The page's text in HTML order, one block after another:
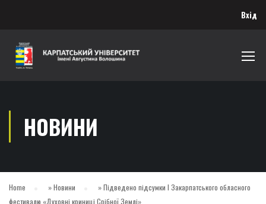
Вхід
НОВИНИ
Home »Новини »Підведено підсумки І Закарпатського обласного
фестивалю «Духовні криниці Срібної Землі»